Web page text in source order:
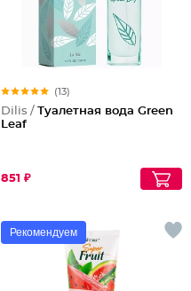
(13)
Dilis / Туалетная вода Green
Leaf
851 ₽
Рекомендуем